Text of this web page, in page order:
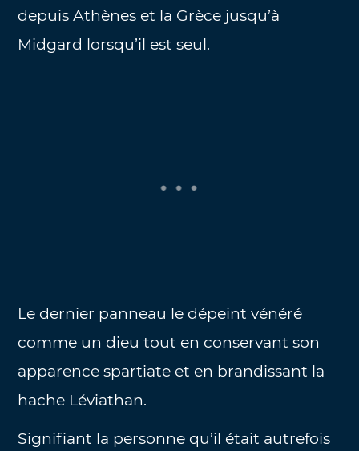
depuis Athènes et la Grèce jusqu’à
Midgard lorsqu’il est seul.
Le dernier panneau le dépeint vénéré
comme un dieu tout en conservant son
apparence spartiate et en brandissant la
hache Léviathan.
Signifiant la personne qu’il était autrefois